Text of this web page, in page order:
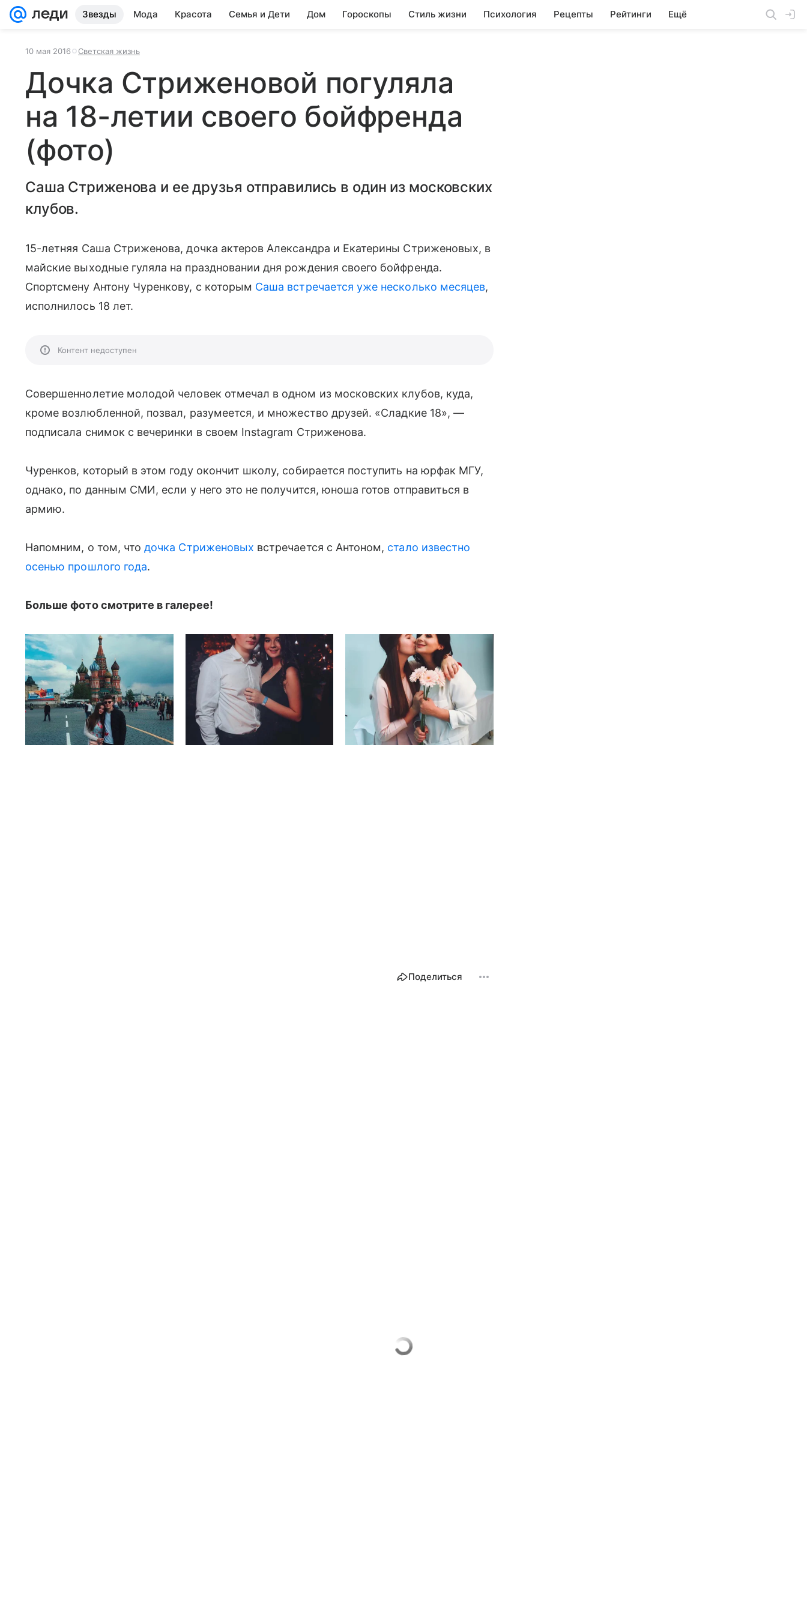
Звезды Мода Красота Семья и Дети Дом Гороскопы Стиль жизни Психология Рецепты Рейтинги Ещё
10 мая 2016 Светская жизнь
Дочка Стриженовой погуляла
на 18-летии своего бойфренда
(фото)
Саша Стриженова и ее друзья отправились в один из московских
клубов.
15-летняя Саша Стриженова, дочка актеров Александра и Екатерины Стриженовых, в
майские выходные гуляла на праздновании дня рождения своего бойфренда.
Спортсмену Антону Чуренкову, с которым Саша встречается уже несколько месяцев,
исполнилось 18 лет.
Контент недоступен
Совершеннолетие молодой человек отмечал в одном из московских клубов, куда,
кроме возлюбленной, позвал, разумеется, и множество друзей. «Сладкие 18», —
подписала снимок с вечеринки в своем Instagram Стриженова.
Чуренков, который в этом году окончит школу, собирается поступить на юрфак МГУ,
однако, по данным СМИ, если у него это не получится, юноша готов отправиться в
армию.
Напомним, о том, чтодочка Стриженовых встречается с Антоном, стало известно
осенью прошлого года.
Больше фото смотрите в галерее!
Поделиться